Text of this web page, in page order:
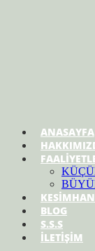
ANASAYFA
BLOG
S.S.S
İLETİŞİM